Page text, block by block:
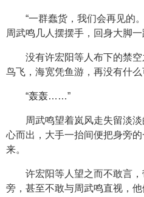
“一群蠢货，我们会再见的
周武鸣几人摆摆手，回身大脚一
没有许宏阳等人布下的禁
鸟飞，海宽凭鱼游，再没有什么
“轰轰……”
周武鸣望着岚风走失留淡
心而出，大手一抬间便把身旁
来。
许宏阳等人望之而不敢言
旁，甚至不敢与周武鸣直视，